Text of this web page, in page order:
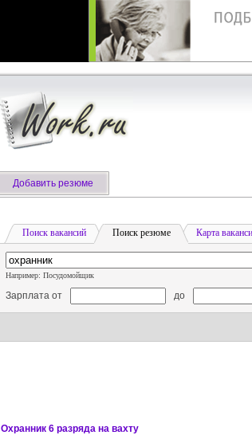
Добавить резюме
Поиск вакансий Поиск резюме Карта
Например: Посудомойщик
Зарплата от до
Охранник 6 разряда на вахту